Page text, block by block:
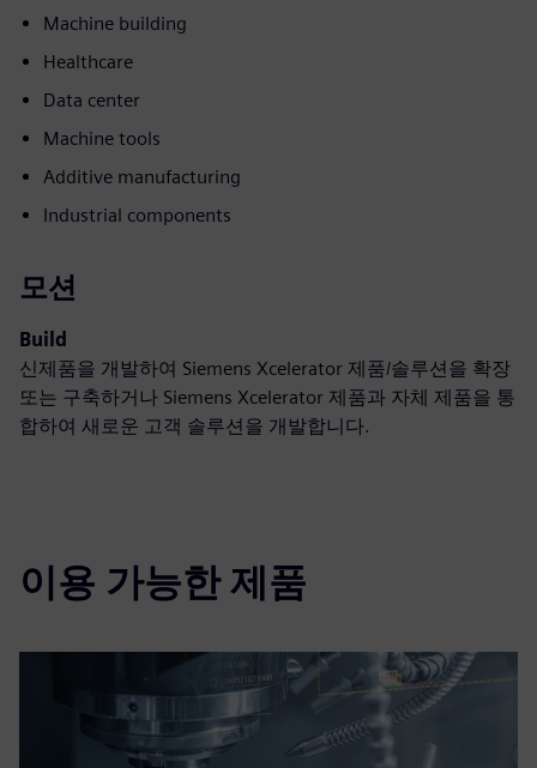
Machine building
Healthcare
Data center
Machine tools
Additive manufacturing
Industrial components
모션
Build
신제품을 개발하여 Siemens Xcelerator 제품/솔루션을 확장
또는 구축하거나 Siemens Xcelerator 제품과 자체 제품을 통
합하여 새로운 고객 솔루션을 개발합니다.
이용 가능한 제품